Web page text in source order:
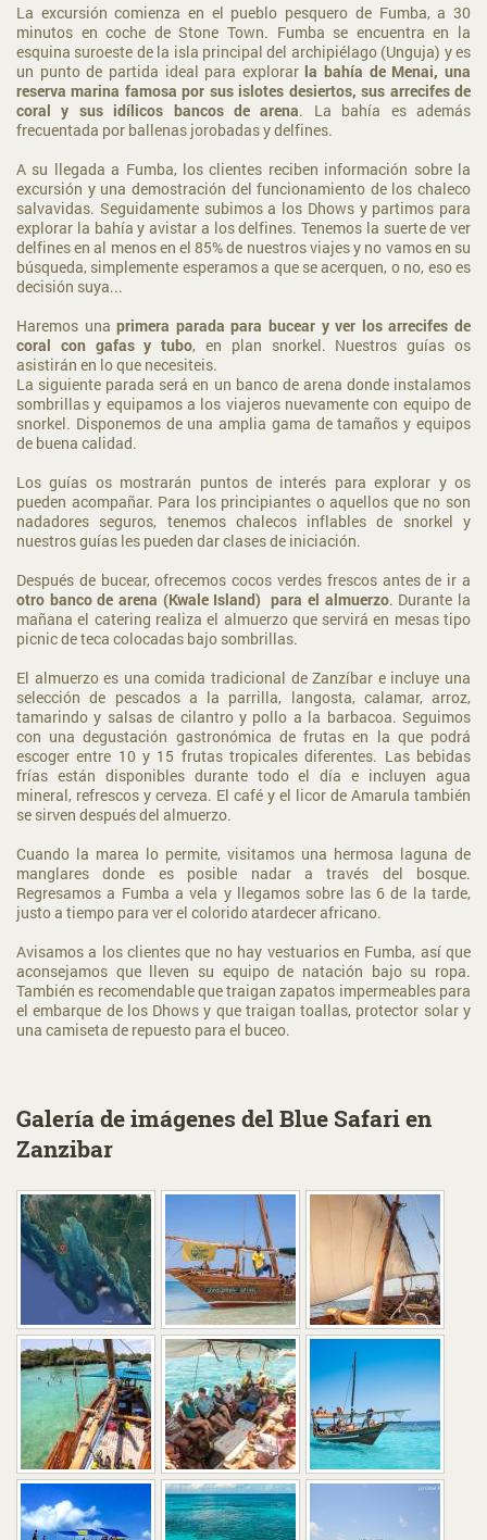
La excursión comienza en el pueblo pesquero de Fumba, a 30
minutos en coche de Stone Town. Fumba se encuentra en la
esquina suroeste de la isla principal del archipiélago (Unguja) y es
un punto de partida ideal para explorar la bahía de Menai, una
reserva marina famosa por sus islotes desiertos, sus arrecifes de
coral y sus idílicos bancos de arena. La bahía es además
frecuentada por ballenas jorobadas y delfines.
A su llegada a Fumba, los clientes reciben información sobre la
excursión y una demostración del funcionamiento de los chaleco
salvavidas. Seguidamente subimos a los Dhows y partimos para
explorar la bahía y avistar a los delfines. Tenemos la suerte de ver
delfines en al menos en el 85% de nuestros viajes y no vamos en su
búsqueda, simplemente esperamos a que se acerquen, o no, eso es
decisión suya...
Haremos unaprimera parada para bucear y ver los arrecifes de
coral con gafas y tubo, en plan snorkel. Nuestros guías os
asistirán en lo que necesiteis.
La siguiente parada será en un banco de arena donde instalamos
sombrillas y equipamos a los viajeros nuevamente con equipo de
snorkel. Disponemos de una amplia gama de tamaños y equipos
de buena calidad.
Los guías os mostrarán puntos de interés para explorar y os
pueden acompañar. Para los principiantes o aquellos que no son
nadadores seguros, tenemos chalecos inflables de snorkel y
nuestros guías les pueden dar clases de iniciación.
Después de bucear, ofrecemos cocos verdes frescos antes de ir a
otro banco de arena (Kwale Island) para el almuerzo. Durante la
mañana el catering realiza el almuerzo que servirá en mesas tipo
picnic de teca colocadas bajo sombrillas.
El almuerzo es una comida tradicional de Zanzíbar e incluye una
selección de pescados a la parrilla, langosta, calamar, arroz,
tamarindo y salsas de cilantro y pollo a la barbacoa. Seguimos
con una degustación gastronómica de frutas en la que podrá
escoger entre 10 y 15 frutas tropicales diferentes. Las bebidas
frías están disponibles durante todo el día e incluyen agua
mineral, refrescos y cerveza. El café y el licor de Amarula también
se sirven después del almuerzo.
Cuando la marea lo permite, visitamos una hermosa laguna de
manglares donde es posible nadar a través del bosque.
Regresamos a Fumba a vela y llegamos sobre las 6 de la tarde,
justo a tiempo para ver el colorido atardecer africano.
Avisamos a los clientes que no hay vestuarios en Fumba, así que
aconsejamos que lleven su equipo de natación bajo su ropa.
También es recomendable que traigan zapatos impermeables para
el embarque de los Dhows y que traigan toallas, protector solar y
una camiseta de repuesto para el buceo.
Galería de imágenes del Blue Safari en
Zanzibar